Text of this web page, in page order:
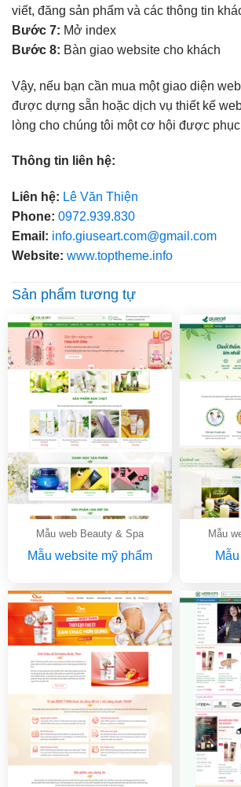
viết, đăng sản phẩm và các thông tin
Bước 7: Mở index
Bước 8: Bàn giao website cho khách
Vậy, nếu bạn cần mua một giao diện
được dựng sẵn hoặc dịch vụ thiết kế
lòng cho chúng tôi một cơ hội được
Thông tin liên hệ:
Liên hệ: Lê Văn Thiện
Phone: 0972.939.830
Email: info.giuseart.com@gmail.com
Website: www.toptheme.info
Sản phẩm tương tự
Mẫu web Beauty & Spa
Mẫu website mỹ phẩm
Mẫu